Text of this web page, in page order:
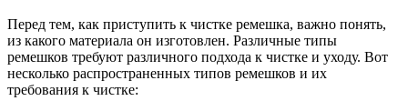
Перед тем, как приступить к чистке ремешка, важно понять,
из какого материала он изготовлен. Различные типы
ремешков требуют различного подхода к чистке и уходу. Вот
несколько распространенных типов ремешков и их
требования к чистке: